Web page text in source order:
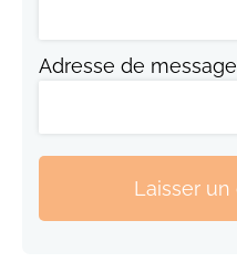
Adresse de
Laisser